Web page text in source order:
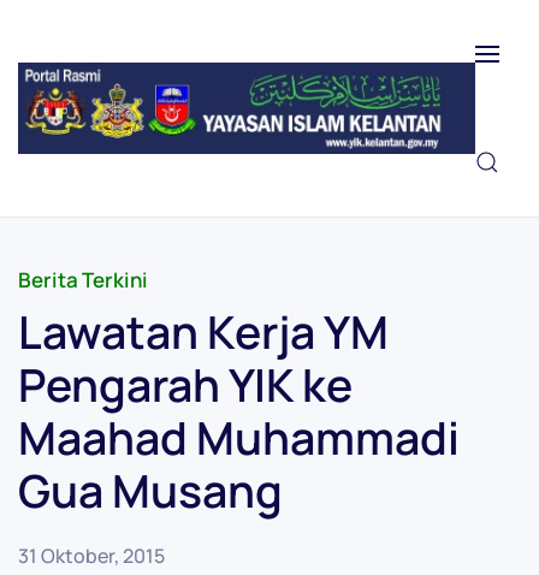
Skip to main content
Berita Terkini
Lawatan Kerja YM
Pengarah YIK ke
Maahad Muhammadi
Gua Musang
31 Oktober, 2015